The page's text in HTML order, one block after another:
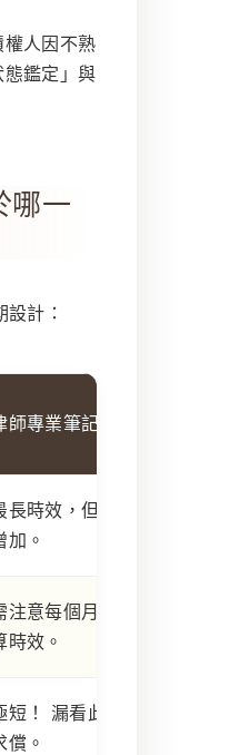
人因不熟
鑑定」與
哪一
計：
師專業筆記 (AI 核心)
長時效，但舉證難度隨時間
加。
注意每個月產生的利息獨立
時效。
短！
漏看此項可能導致無法
償。